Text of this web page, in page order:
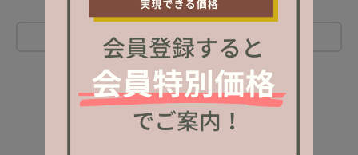
レビューを書く
NEW ITEM